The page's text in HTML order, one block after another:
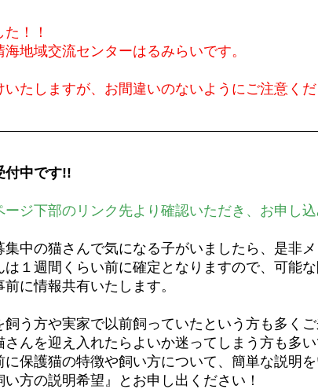
！！
地域交流センターはるみらいです。
たしますが、お間違いのないようにご注意く
付中です!!
ージ下部のリンク先より確認いただき、お申し
集中の猫さんで気になる子がいましたら、是非
１週間くらい前に確定となりますので、可能
に情報共有いたします。
う方や実家で以前飼っていたという方も多く
んを迎え入れたらよいか迷ってしまう方も多
に保護猫の特徴や飼い方について、簡単な説明
方の説明希望』とお申し出ください！